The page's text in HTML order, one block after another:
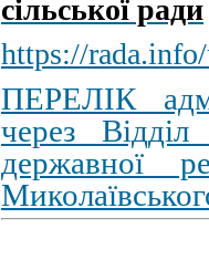
сільської ради
https://
ПЕРЕЛІК
через
державної